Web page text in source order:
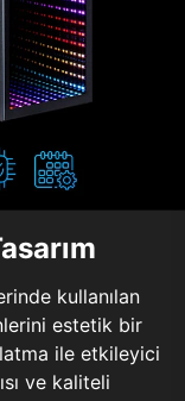
kullanılan
estetik bir
ile etkileyici
ve kaliteli